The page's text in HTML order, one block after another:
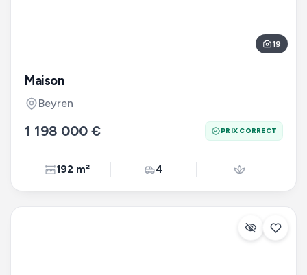
19
Maison
Beyren
1 198 000 € PRIX CORRECT
192 m² 4